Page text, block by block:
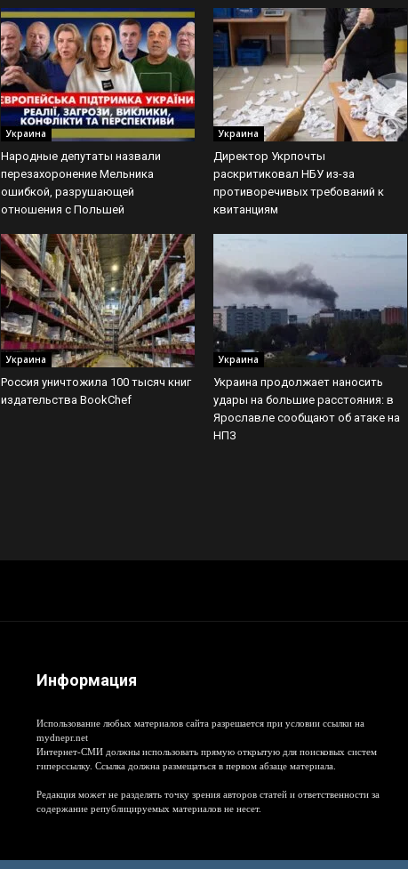
Украина
Народные депутаты назвали
перезахоронение Мельника
ошибкой, разрушающей
отношения с Польшей
Украина
Директор Укрпочты
раскритиковал НБУ из-за
противоречивых требований к
квитанциям
Украина
Россия уничтожила 100 тысяч книг
издательства BookChef
Украина
Украина продолжает наносить
удары на большие расстояния: в
Ярославле сообщают об атаке на
НПЗ
Информация
Использование любых материалов сайта разрешается при условии ссылки на
mydnepr.net
Интернет-СМИ должны использовать прямую открытую для поисковых систем
гиперссылку. Ссылка должна размещаться в первом абзаце материала.
Редакция может не разделять точку зрения авторов статей и ответственности за
содержание републицируемых материалов не несет.